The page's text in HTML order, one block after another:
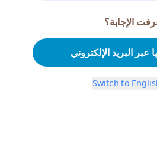
الإجابة؟
عبر البريد الإلكتروني
Switch to